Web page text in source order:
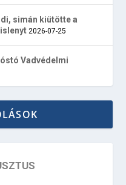
simán kiütötte a
2026-07-25
Vadvédelmi